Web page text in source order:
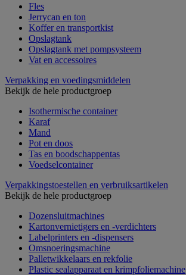
Fles
Jerrycan en ton
Koffer en transportkist
Opslagtank
Opslagtank met pompsysteem
Vat en accessoires
Verpakking en voedingsmiddelen
Bekijk de hele productgroep
Isothermische container
Karaf
Mand
Pot en doos
Tas en boodschappentas
Voedselcontainer
Verpakkingstoestellen en verbruiksartikelen
Bekijk de hele productgroep
Dozensluitmachines
Kartonvernietigers en -verdichters
Labelprinters en -dispensers
Omsnoeringsmachine
Palletwikkelaars en rekfolie
Plastic sealapparaat en krimpfoliemachine